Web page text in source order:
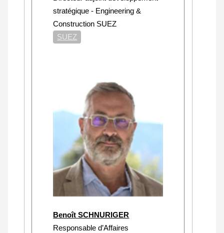
stratégique - Engineering &
Construction SUEZ
SUEZ
Benoît SCHNURIGER
Responsable d’Affaires